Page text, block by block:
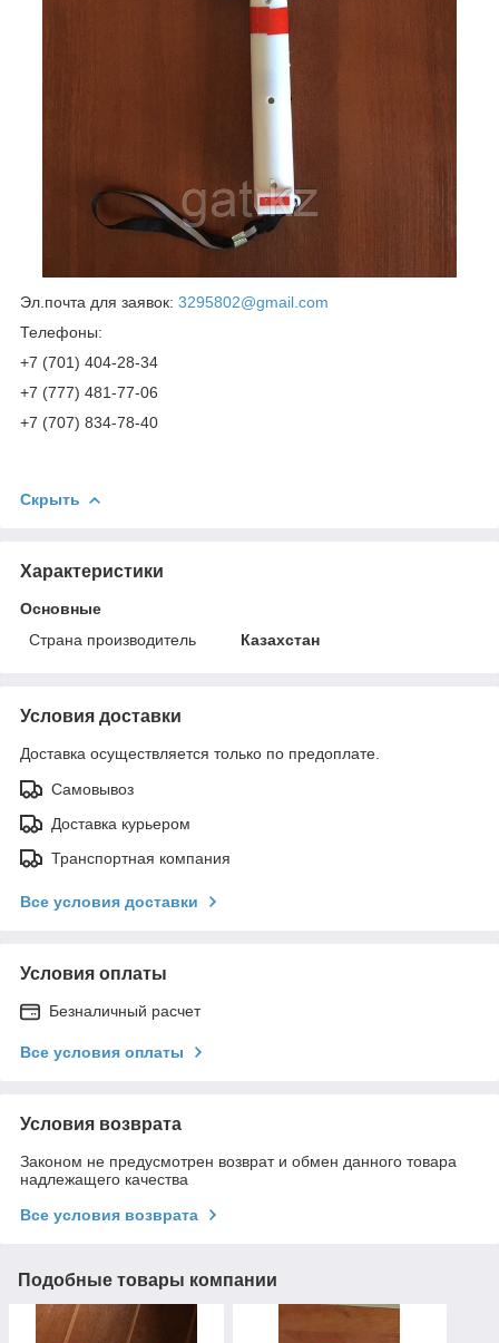
Эл.почта для заявок: 3295802@gmail.com
Телефоны:
+7 (701) 404-28-34
+7 (777) 481-77-06
+7 (707) 834-78-40
Скрыть
Характеристики
Основные
Страна производитель
Казахстан
Условия доставки
Доставка осуществляется только по предоплате.
Самовывоз
Доставка курьером
Транспортная компания
Все условия доставки
Условия оплаты
Безналичный расчет
Все условия оплаты
Условия возврата
Законом не предусмотрен возврат и обмен данного товара
надлежащего качества
Все условия возврата
Подобные товары компании